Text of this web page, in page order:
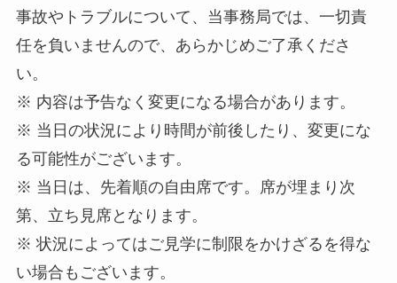
事故やトラブルについて、当事務局では、一切責
任を負いませんので、あらかじめご了承くださ
い。
※ 内容は予告なく変更になる場合があります。
※ 当日の状況により時間が前後したり、変更にな
る可能性がございます。
※ 当日は、先着順の自由席です。席が埋まり次
第、立ち見席となります。
※ 状況によってはご見学に制限をかけざるを得な
い場合もございます。